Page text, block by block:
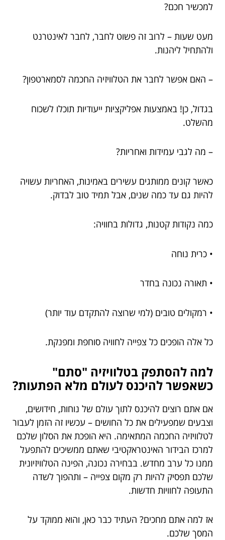
למכשיר חכם?
מעט שעות – לרוב זה פשוט לחבר, לחבר לאינטרנט
ולהתחיל ליהנות.
– האם אפשר לחבר את הטלוויזיה החכמה לסמארטפון?
בגדול, כן! באמצעות אפליקציות ייעודיות תוכלו לשכוח
מהשלט.
– מה לגבי עמידות ואחריות?
כאשר קונים ממותגים עשירים באמינות, האחריות עשויה
להיות גם עד כמה שנים, אבל תמיד טוב לבדוק.
כמה נקודות קטנות, גדולות בחוויה:
• כרית נוחה
• תאורה נכונה בחדר
• רמקולים טובים (למי שרוצה להתקדם עוד יותר)
כל אלה הופכים כל צפייה לחוויה סוחפת ומפנקת.
למה להסתפק בטלוויזיה "סתם"
כשאפשר להיכנס לעולם מלא הפתעות?
אם אתם רוצים להיכנס לתוך עולם של נוחות, חידושים,
וצבעים שמפעילים את כל החושים – עכשיו זה הזמן לעבור
לטלוויזיה החכמה המתאימה. היא הופכת את הסלון שלכם
למרכז הבידור האינטראקטיבי שאתם ממשיכים להתפעל
ממנו כל ערב מחדש. בבחירה נכונה, הפינה הטלוויזיונית
שלכם תפסיק להיות רק מקום צפייה – ותהפוך לשדה
התעופה לחוויות חדשות.
אז למה אתם מחכים? העתיד כבר כאן, והוא ממוקד על
המסך שלכם.